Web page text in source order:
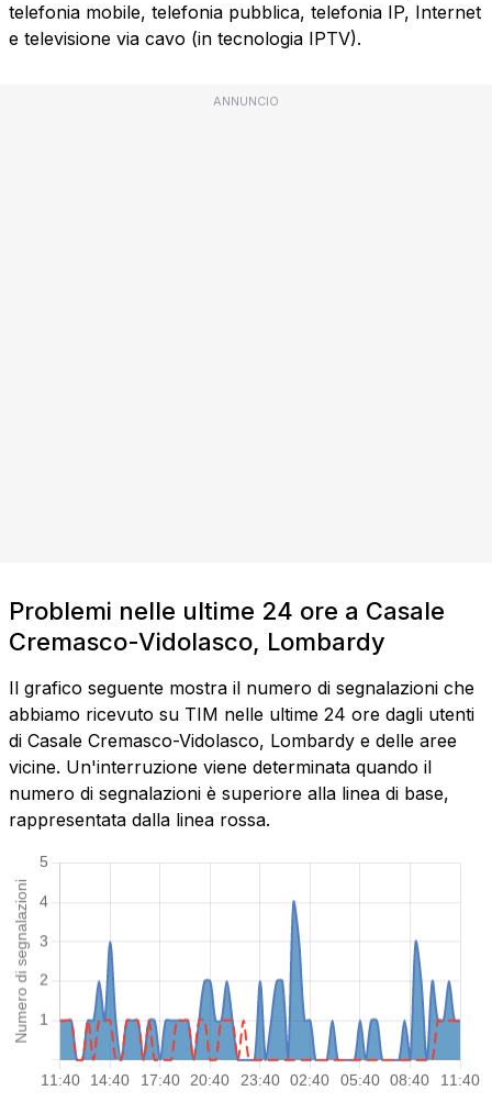
telefonia mobile, telefonia pubblica, telefonia IP, Internet
e televisione via cavo (in tecnologia IPTV).
ANNUNCIO
Problemi nelle ultime 24 ore a Casale
Cremasco-Vidolasco, Lombardy
Il grafico seguente mostra il numero di segnalazioni che
abbiamo ricevuto su TIM nelle ultime 24 ore dagli utenti
di Casale Cremasco-Vidolasco, Lombardy e delle aree
vicine. Un'interruzione viene determinata quando il
numero di segnalazioni è superiore alla linea di base,
rappresentata dalla linea rossa.